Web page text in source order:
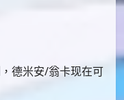
德米安/翁卡现在可